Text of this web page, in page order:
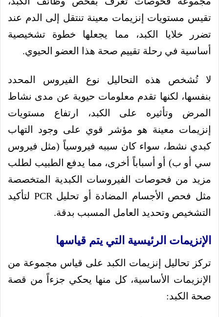
تقيس مستويات إنزيمات معينة تنتقل إلى الدم عند
تضرر خلايا الكبد، مما يجعلها خطوة تشخيصية
أساسية في رحلة تقييم صحة هذا العضو الحيوي.
لا تُشخص هذه التحاليل نوع الفيروس المحدد
بنفسها، لكنها تقدم معلومات حيوية عن مدى نشاط
المرض وتأثيره على الكبد، ارتفاع مستويات
إنزيمات معينة هو مؤشر قوي على وجود التهاب
كبدي نشط، سواء كان سببه فيروسياً (مثل فيروس
سي أو ب) أو أسباباً أخرى، مما يدفع الطبيب لطلب
مزيد من فحوصات الفيروسات الكبدية المتخصصة
مثل فحص الأجسام المضادة أو تحليل PCR لتأكيد
التشخيص وتحديد العامل المسبب بدقة.
الإنزيمات الرئيسية التي يتم قياسها
تركز تحاليل إنزيمات الكبد على قياس مجموعة من
الإنزيمات الأساسية، كل منها يحكي جزءاً من قصة
صحة الكبد: